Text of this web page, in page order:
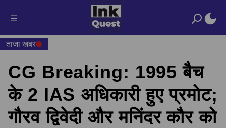
☰
ताजा खबर
CG Breaking: 1995 बैच
के 2 IAS अधिकारी हुए प्रमोट;
गौरव द्विवेदी और मनिंदर कौर को